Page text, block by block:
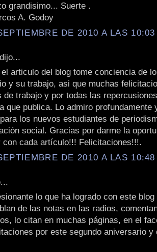
grandisimo... Suerte .
A. Godoy
DE 2010 A LAS 10:03
el articulo del blog tome conciencia de
y su trabajo, asi que muchas
de trabajo y por todas las
que publica. Lo admiro profundamente
los nuevos estudiantes de
social. Gracias por darme la
con cada artículo!!! Felicitaciones!!!.
DE 2010 A LAS 10:48
lo que ha logrado con este
de las notas en las radios,
lo citan en muchas páginas, en el
por este segundo aniversario y